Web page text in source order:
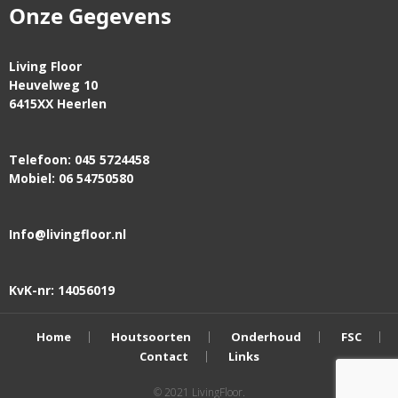
Onze Gegevens
Living Floor
Heuvelweg 10
6415XX Heerlen
Telefoon: 045 5724458
Mobiel: 06 54750580
Info@livingfloor.nl
KvK-nr: 14056019
Home Houtsoorten Onderhoud
FSC
Contact
Links
© 2021 LivingFloor.